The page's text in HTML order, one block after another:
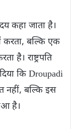
कहा जाता है।
करता, बल्कि एक
है। राष्ट्रपति
कि Droupadi
नहीं, बल्कि इस
है।